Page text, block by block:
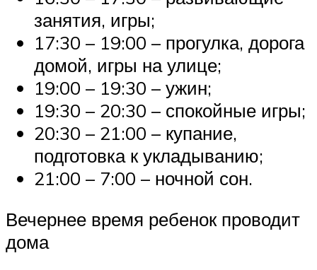
занятия, игры;
17:30 – 19:00 – прогулка, дорога
домой, игры на улице;
19:00 – 19:30 – ужин;
19:30 – 20:30 – спокойные игры;
20:30 – 21:00 – купание,
подготовка к укладыванию;
21:00 – 7:00 – ночной сон.
Вечернее время ребенок проводит
дома